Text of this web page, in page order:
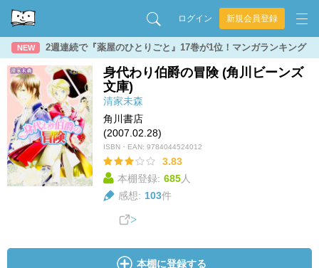
ログイン 新規会員登録
NEW 2週連続で『薬屋のひとりごと』17巻が1位！マンガランキング
身代わり伯爵の冒険 (角川ビーンズ
文庫)
清家未森
角川書店
(2007.02.28)
ISBN・EAN: 9784044524012
3.83
本棚登録: 685人
感想: 103件
本棚に登録する